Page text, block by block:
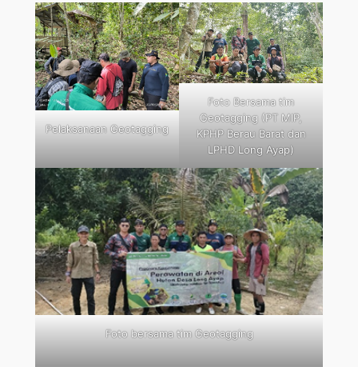
Pelaksanaan Geotagging
Foto Bersama tim
Geotagging (PT MIP,
KPHP Berau Barat dan
LPHD Long Ayap)
Foto bersama tim Geotagging